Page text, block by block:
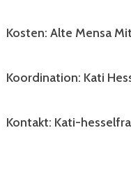
Kosten: Alte Mensa
Koordination: Kati
Kontakt: Kati-